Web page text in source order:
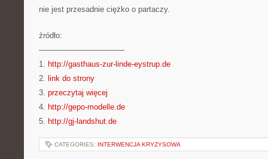
nie jest przesadnie ciężko o partaczy.
źródło:
———————————
1. http://gasthaus-zur-linde-eystrup.de
2. link do strony
3. przeczytaj więcej
4. http://gepo-modelle.de
5. http://gj-landshut.de
CATEGORIES: INTERWENCJA KRYZYSOWA